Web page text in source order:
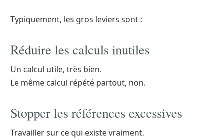
Typiquement, les gros leviers sont :
Réduire les calculs inutiles
Un calcul utile, très bien.
Le même calcul répété partout, non.
Stopper les références excessives
Travailler sur ce qui existe vraiment.